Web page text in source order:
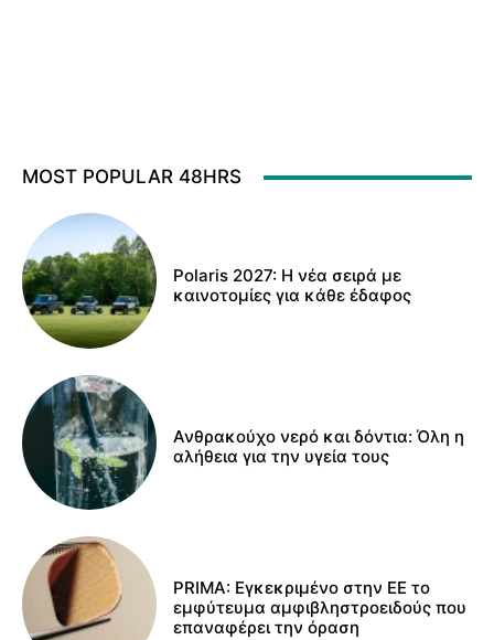
MOST POPULAR 48HRS
Polaris 2027: Η νέα σειρά με
καινοτομίες για κάθε έδαφος
Ανθρακούχο νερό και δόντια: Όλη η
αλήθεια για την υγεία τους
PRIMA: Εγκεκριμένο στην ΕΕ το
εμφύτευμα αμφιβληστροειδούς που
επαναφέρει την όραση